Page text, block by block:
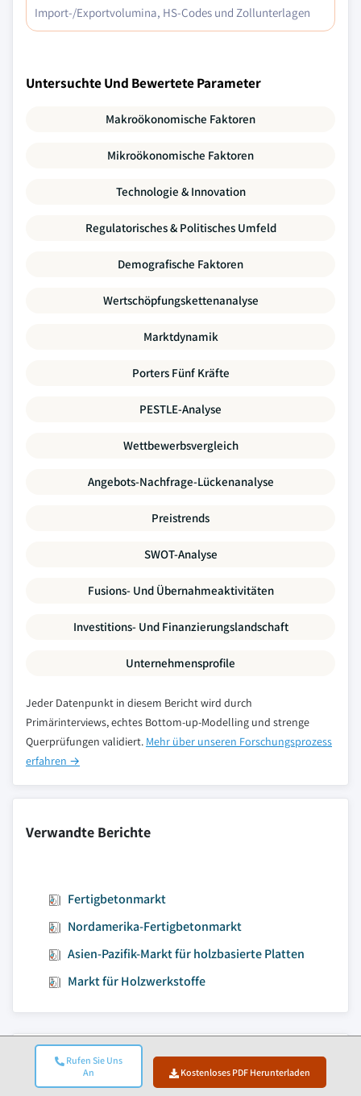
Rufen Sie Uns
An
Kostenloses PDF Herunterladen
Import-/Exportvolumina, HS-Codes und Zollunterlagen
Untersuchte Und Bewertete Parameter
Makroökonomische Faktoren
Mikroökonomische Faktoren
Technologie & Innovation
Regulatorisches & Politisches Umfeld
Demografische Faktoren
Wertschöpfungskettenanalyse
Marktdynamik
Porters Fünf Kräfte
PESTLE-Analyse
Wettbewerbsvergleich
Angebots-Nachfrage-Lückenanalyse
Preistrends
SWOT-Analyse
Fusions- Und Übernahmeaktivitäten
Investitions- Und Finanzierungslandschaft
Unternehmensprofile
Jeder Datenpunkt in diesem Bericht wird durch
Primärinterviews, echtes Bottom-up-Modelling und strenge
Querprüfungen validiert. Mehr über unseren Forschungsprozess
erfahren →
Verwandte Berichte
Fertigbetonmarkt
Nordamerika-Fertigbetonmarkt
Asien-Pazifik-Markt für holzbasierte Platten
Markt für Holzwerkstoffe
Zum Inhalt springen
Marktgröße